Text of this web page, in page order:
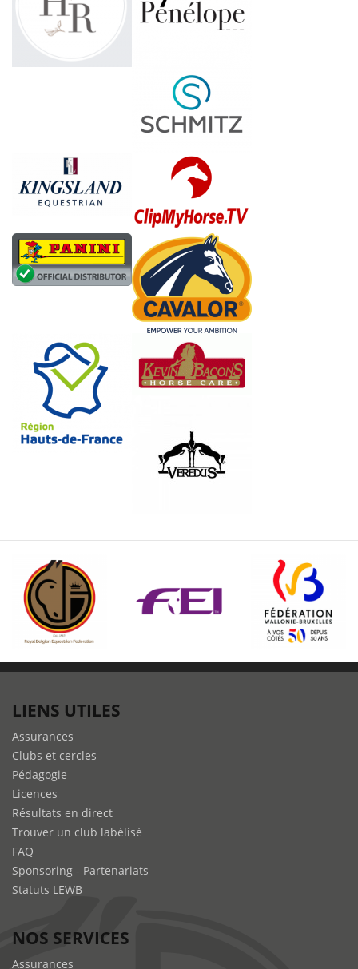
LIENS UTILES
Assurances
Clubs et cercles
Pédagogie
Licences
Résultats en direct
Trouver un club labélisé
FAQ
Sponsoring - Partenariats
Statuts LEWB
NOS SERVICES
Assurances